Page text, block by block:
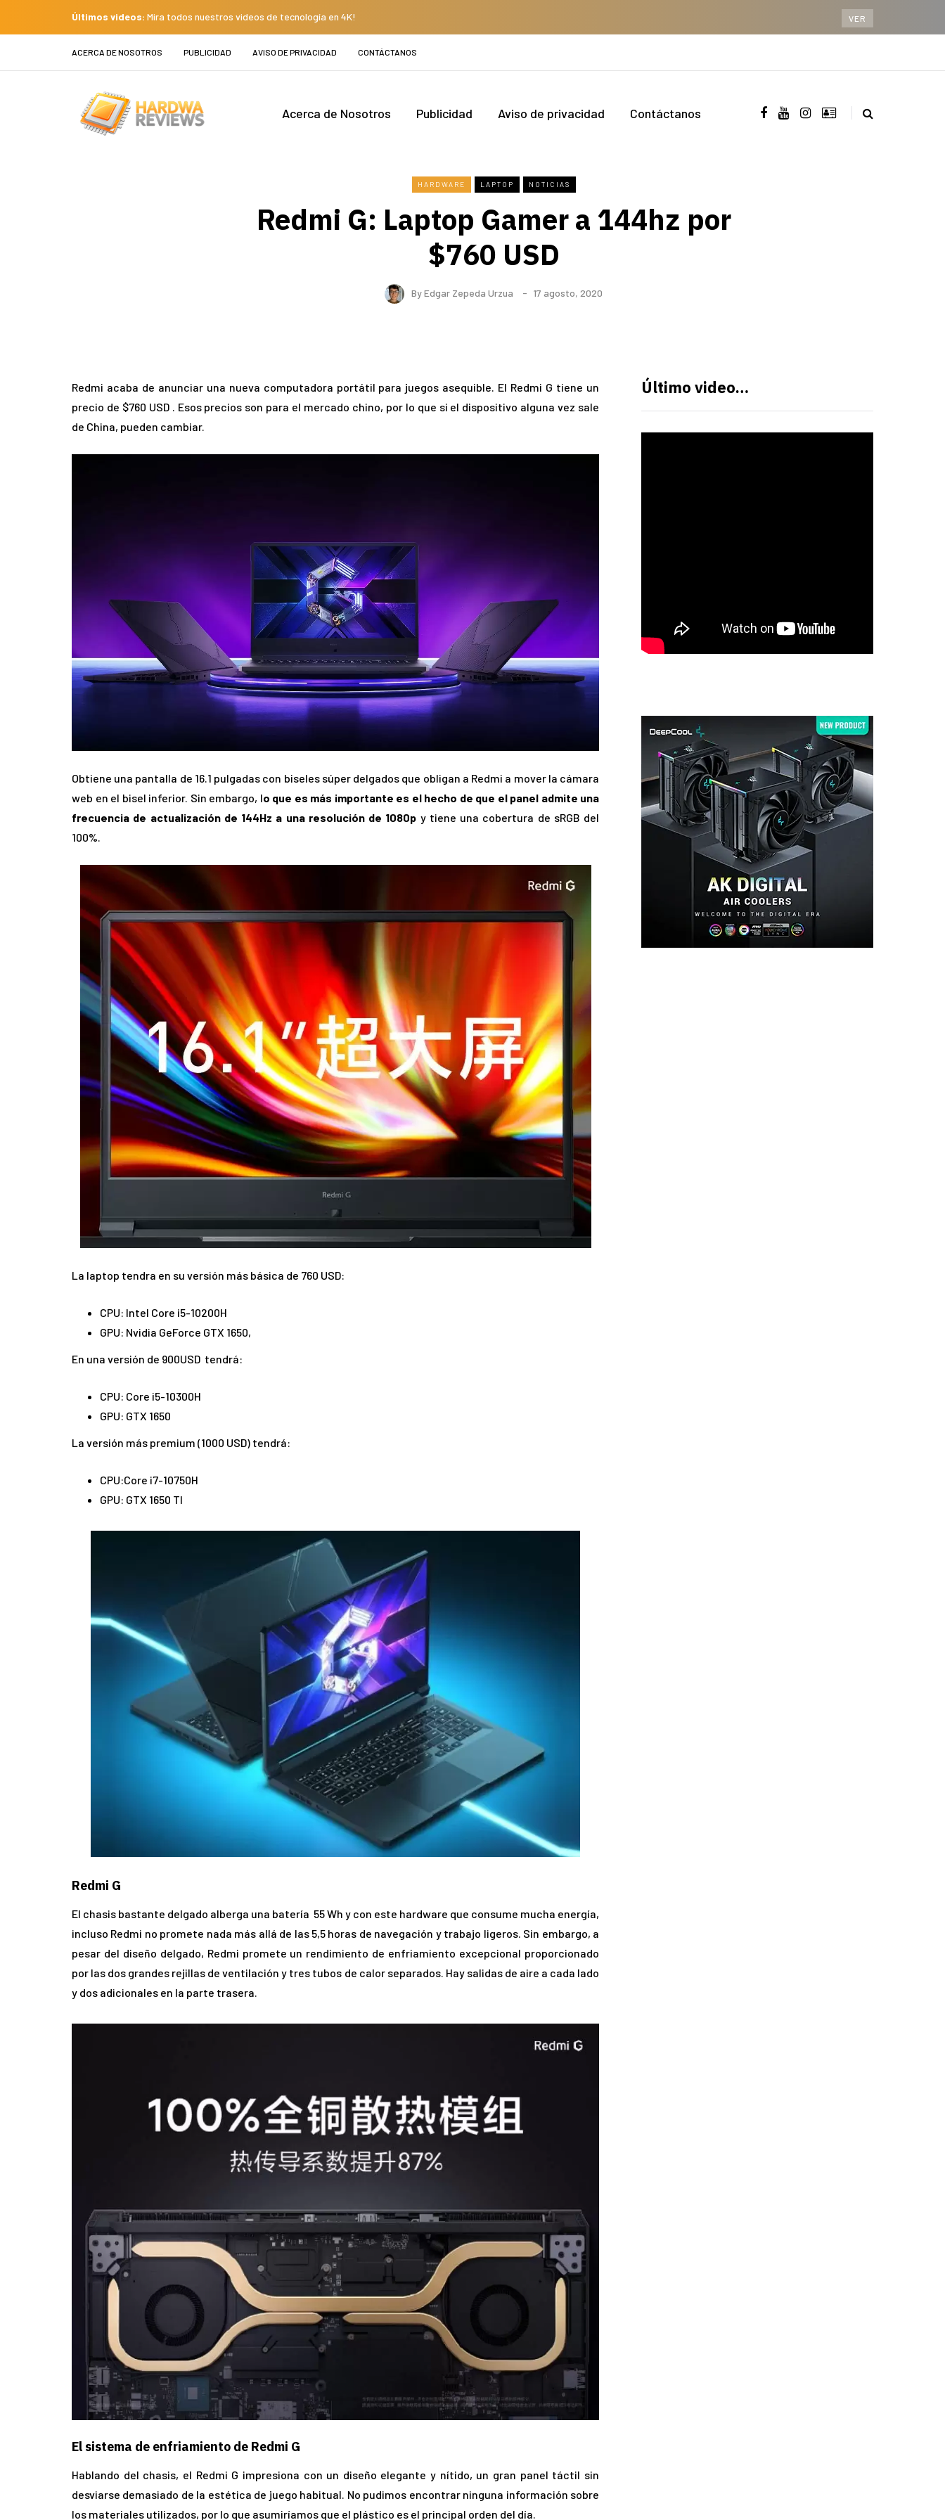
Últimos videos: Mira todos nuestros videos de tecnología en 4K! VER
ACERCA DE NOSOTROS PUBLICIDAD AVISO DE PRIVACIDAD CONTÁCTANOS
Acerca de Nosotros Publicidad Aviso de privacidad Contáctanos
HARDWARE LAPTOP NOTICIAS
Redmi G: Laptop Gamer a 144hz por
$760 USD
ByEdgar Zepeda Urzua 17 agosto, 2020
Redmi acaba de anunciar una nueva computadora portátil para juegos asequible. El Redmi G tiene un
precio de $760 USD . Esos precios son para el mercado chino, por lo que si el dispositivo alguna vez sale
de China, pueden cambiar.
Obtiene una pantalla de 16.1 pulgadas con biseles súper delgados que obligan a Redmi a mover la cámara
web en el bisel inferior. Sin embargo, lo que es más importante es el hecho de que el panel admite una
frecuencia de actualización de 144Hz a una resolución de 1080p y tiene una cobertura de sRGB del
100%.
La laptop tendra en su versión más básica de 760 USD:
CPU: Intel Core i5-10200H
GPU: Nvidia GeForce GTX 1650,
En una versión de 900USD tendrá:
CPU: Core i5-10300H
GPU: GTX 1650
La versión más premium (1000 USD) tendrá:
CPU:Core i7-10750H
GPU: GTX 1650 TI
Redmi G
El chasis bastante delgado alberga una batería 55 Wh y con este hardware que consume mucha energía,
incluso Redmi no promete nada más allá de las 5,5 horas de navegación y trabajo ligeros. Sin embargo, a
pesar del diseño delgado, Redmi promete un rendimiento de enfriamiento excepcional proporcionado
por las dos grandes rejillas de ventilación y tres tubos de calor separados. Hay salidas de aire a cada lado
y dos adicionales en la parte trasera.
El sistema de enfriamiento de Redmi G
Hablando del chasis, el Redmi G impresiona con un diseño elegante y nítido, un gran panel táctil sin
desviarse demasiado de la estética de juego habitual. No pudimos encontrar ninguna información sobre
los materiales utilizados, por lo que asumiríamos que el plástico es el principal orden del día.
Último video…